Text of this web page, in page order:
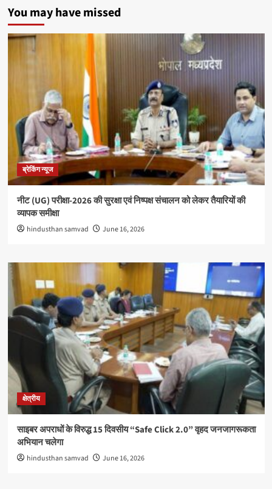
You may have missed
ब्रेकिंग न्यूज
नीट (UG) परीक्षा-2026 की सुरक्षा एवं निष्पक्ष संचालन को लेकर तैयारियों की
व्यापक समीक्षा
hindusthan samvad June 16, 2026
क्षेत्रीय
साइबर अपराधों के विरुद्ध 15 दिवसीय “Safe Click 2.0” वृहद जनजागरूकता
अभियान चलेगा
hindusthan samvad June 16, 2026